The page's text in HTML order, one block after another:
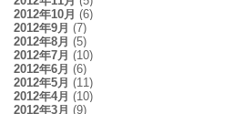
2012年10月 (6)
2012年9月 (7)
2012年8月 (5)
2012年7月 (10)
2012年6月 (6)
2012年5月 (11)
2012年4月 (10)
2012年3月 (9)